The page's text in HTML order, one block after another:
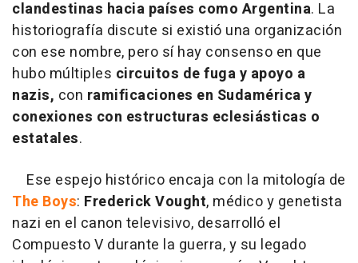
clandestinas hacia países como Argentina. La
historiografía discute si existió una organización
con ese nombre, pero sí hay consenso en que
hubo múltiples circuitos de fuga y apoyo a
nazis, con ramificaciones en Sudamérica y
conexiones con estructuras eclesiásticas o
estatales.
Ese espejo histórico encaja con la mitología de
The Boys: Frederick Vought, médico y genetista
nazi en el canon televisivo, desarrolló el
Compuesto V durante la guerra, y su legado